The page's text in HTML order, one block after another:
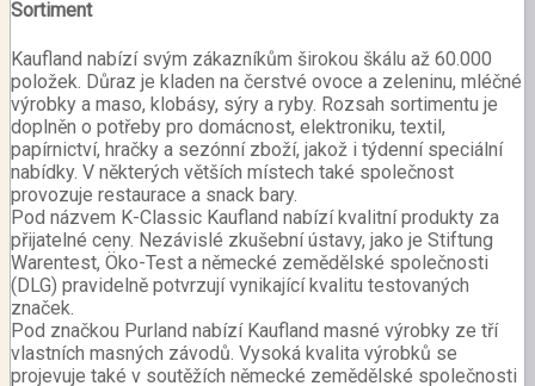
Sortiment
Kaufland nabízí svým zákazníkům širokou škálu až 60.000
položek. Důraz je kladen na čerstvé ovoce a zeleninu, mléčné
výrobky a maso, klobásy, sýry a ryby. Rozsah sortimentu je
doplněn o potřeby pro domácnost, elektroniku, textil,
papírnictví, hračky a sezónní zboží, jakož i týdenní speciální
nabídky. V některých větších místech také společnost
provozuje restaurace a snack bary.
Pod názvem K-Classic Kaufland nabízí kvalitní produkty za
přijatelné ceny. Nezávislé zkušební ústavy, jako je Stiftung
Warentest, Öko-Test a německé zemědělské společnosti
(DLG) pravidelně potvrzují vynikající kvalitu testovaných
značek.
Pod značkou Purland nabízí Kaufland masné výrobky ze tří
vlastních masných závodů. Vysoká kvalita výrobků se
projevuje také v soutěžích německé zemědělské společnosti